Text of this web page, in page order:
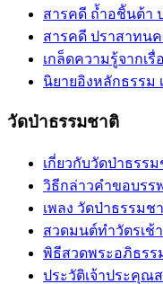
สารคดี ถ้ำอชิันต้า
สารคดี ปราสาทน
เกล็ดความรู้จากเ
นิยายอิงหลักธรรม
วัดป่าธรรมชาติ
เกี่ยวกับวัดป่าธรร
วิธีกล่าวคำขอบรร
เพลง วัดป่าธรรมช
สวดมนต์ทำวัตรเช้
พิธีสวดพระอภิธรร
ประวัติเจ้าประคุณ